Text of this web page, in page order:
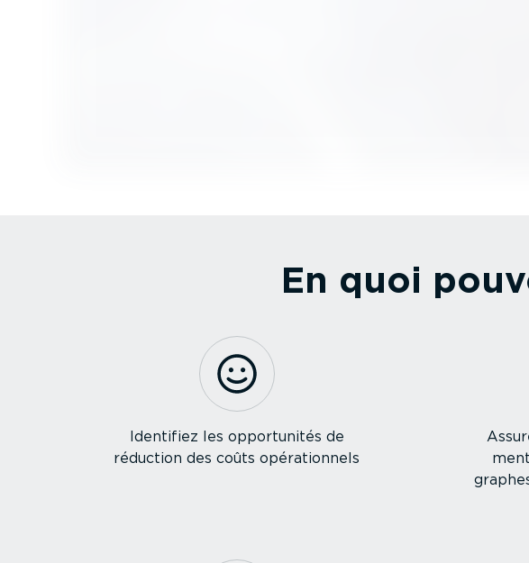
En quoi
Identifiez les oppor­tu­nités de
réduction des coûts opéra­tionnels